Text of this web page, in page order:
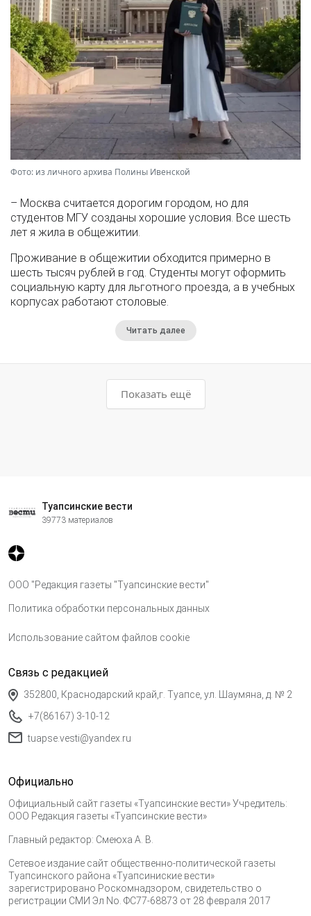
Фото: из личного архива Полины Ивенской
– Москва считается дорогим городом, но для
студентов МГУ созданы хорошие условия. Все шесть
лет я жила в общежитии.
Проживание в общежитии обходится примерно в
шесть тысяч рублей в год. Студенты могут оформить
социальную карту для льготного проезда, а в учебных
корпусах работают столовые.
Читать далее
Показать ещё
Туапсинские вести
39773 материалов
ООО "Редакция газеты "Туапсинские вести"
Политика обработки персональных данных
Использование сайтом файлов cookie
Связь с редакцией
352800, Краснодарский край,г. Туапсе, ул. Шаумяна, д. № 2
+7(86167) 3-10-12
tuapse.vesti@yandex.ru
Официально
Официальный сайт газеты «Туапсинские вести» Учредитель:
ООО Редакция газеты «Туапсинские вести»
Главный редактор: Смеюха А. В.
Сетевое издание сайт общественно-политической газеты
Туапсинского района «Туапсиниские вести»
зарегистрировано Роскомнадзором, свидетельство о
регистрации СМИ Эл No. ФС77-68873 от 28 февраля 2017